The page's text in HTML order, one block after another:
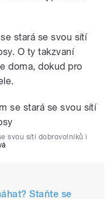
stará se svou sítí
O ty takzvaní
doma, dokud pro
svou sítí dobrovolníků i
Staňte se